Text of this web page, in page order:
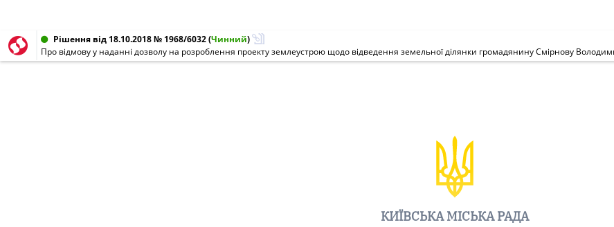
Рішення від 18.10.2018 № 1968/6032(Чинний)
КИЇВСЬКА МІСЬКА РАДА